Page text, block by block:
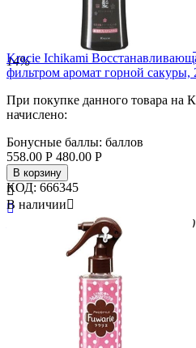
14%
Kracie Ichikami
фильтром аромат горной сакуры,
При покупке данного товара на
начислено:
Бонусные баллы: баллов
558.00 Р 480.00 Р
В корзину


Вес/Объем/Кол-во 200
КОД: 666345
В наличии